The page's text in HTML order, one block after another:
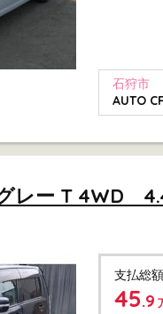
石狩市
AUTO
レー T 4WD
支払総額
45.9